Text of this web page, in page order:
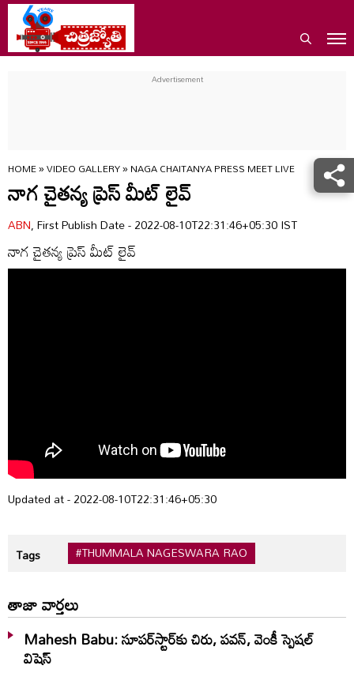
HOME»VIDEO GALLERY»NAGA CHAITANYA PRESS MEET LIVE
నాగ చైతన్య ప్రెస్ మీట్ లైవ్
ABN, First Publish Date - 2022-08-10T22:31:46+05:30 IST
నాగ చైతన్య ప్రెస్ మీట్ లైవ్
Updated at - 2022-08-10T22:31:46+05:30
Tags #THUMMALA NAGESWARA RAO
తాజా వార్తలు
Mahesh Babu: సూపర్‌స్టార్‌కు చిరు, పవన్‌, వెంకీ స్పెషల్‌
విషెస్‌